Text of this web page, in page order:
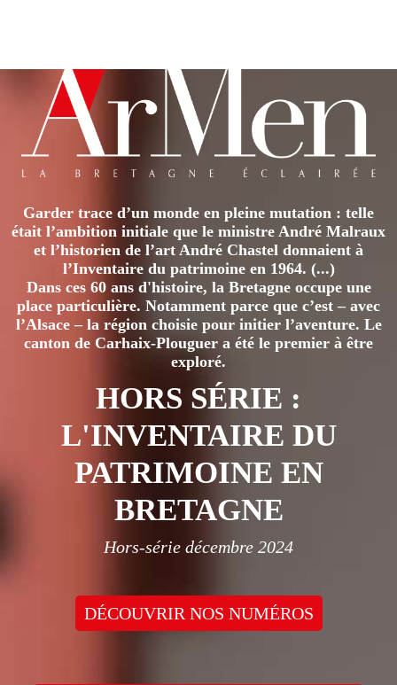
Garder trace d’un monde en pleine mutation : telle
était l’ambition initiale que le ministre André Malraux
et l’historien de l’art André Chastel donnaient à
l’Inventaire du patrimoine en 1964. (...)
Dans ces 60 ans d'histoire, la Bretagne occupe une
place particulière. Notamment parce que c’est – avec
l’Alsace – la région choisie pour initier l’aventure. Le
canton de Carhaix-Plouguer a été le premier à être
exploré.
HORS SÉRIE :
L'INVENTAIRE DU
PATRIMOINE EN
BRETAGNE
Hors-série décembre 2024
DÉCOUVRIR NOS NUMÉROS